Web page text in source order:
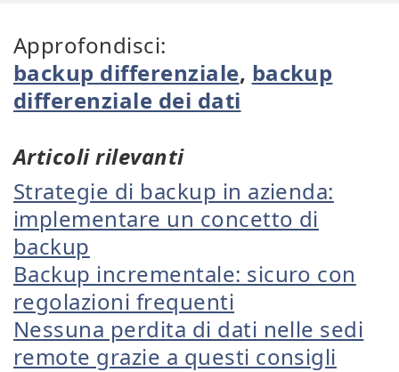
Approfondisci:
backup differenziale, backup
differenziale dei dati
Articoli rilevanti
Strategie di backup in azienda:
implementare un concetto di
backup
Backup incrementale: sicuro con
regolazioni frequenti
Nessuna perdita di dati nelle sedi
remote grazie a questi consigli